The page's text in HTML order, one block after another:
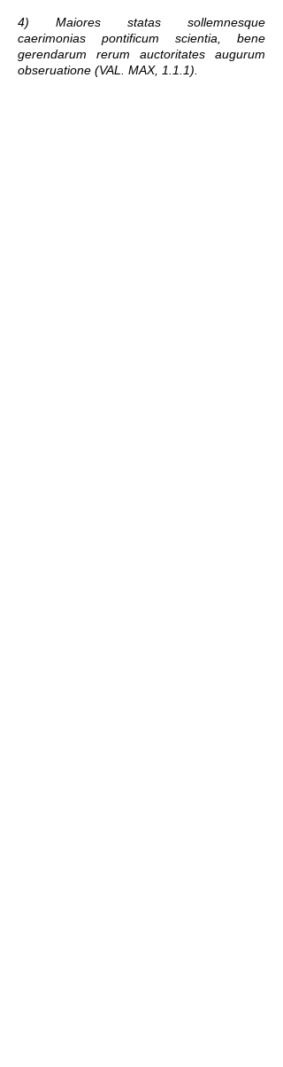
4) Maiores statas sollemnesque
caerimonias pontificum scientia, bene
gerendarum rerum auctoritates augurum
obseruatione (VAL. MAX, 1.1.1).